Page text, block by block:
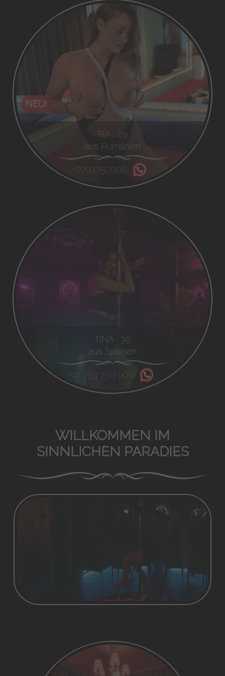
NEU!
RIA - 29
aus Rumänien
0793750900
TINA - 39
aus Spanien
+41 793 750 900
WILLKOMMEN IM
SINNLICHEN PARADIES